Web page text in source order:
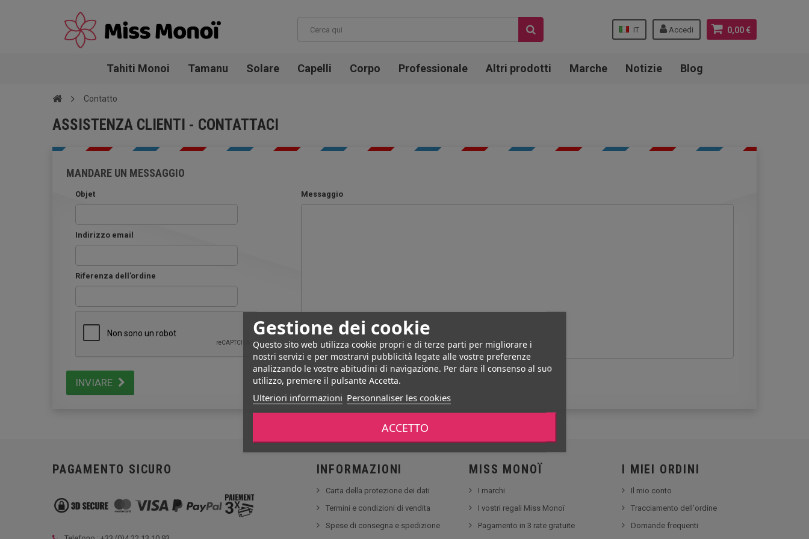
0,00 €
Accedi
IT
Gestione dei cookie
Questo sito web utilizza cookie propri e di terze parti per migliorare i
nostri servizi e per mostrarvi pubblicità legate alle vostre preferenze
analizzando le vostre abitudini di navigazione. Per dare il consenso al suo
utilizzo, premere il pulsante Accetta.
Ulteriori informazioni Personnaliser les cookies
ACCETTO
Tahiti Monoi Tamanu Solare Capelli Corpo Professionale Altri prodotti Marche Notizie Blog
Contatto
ASSISTENZA CLIENTI - CONTATTACI
MANDARE UN MESSAGGIO
Objet
Indirizzo email
Riferenza dell'ordine
Messaggio
INVIARE
PAGAMENTO SICURO INFORMAZIONI
Carta della protezione dei dati
Termini e condizioni di vendita
Spese di consegna e spedizione
MISS MONOÏ
I marchi
I vostri regali Miss Monoï
Pagamento in 3 rate gratuite
I MIEI ORDINI
Il mio conto
Tracciamento dell'ordine
Domande frequenti